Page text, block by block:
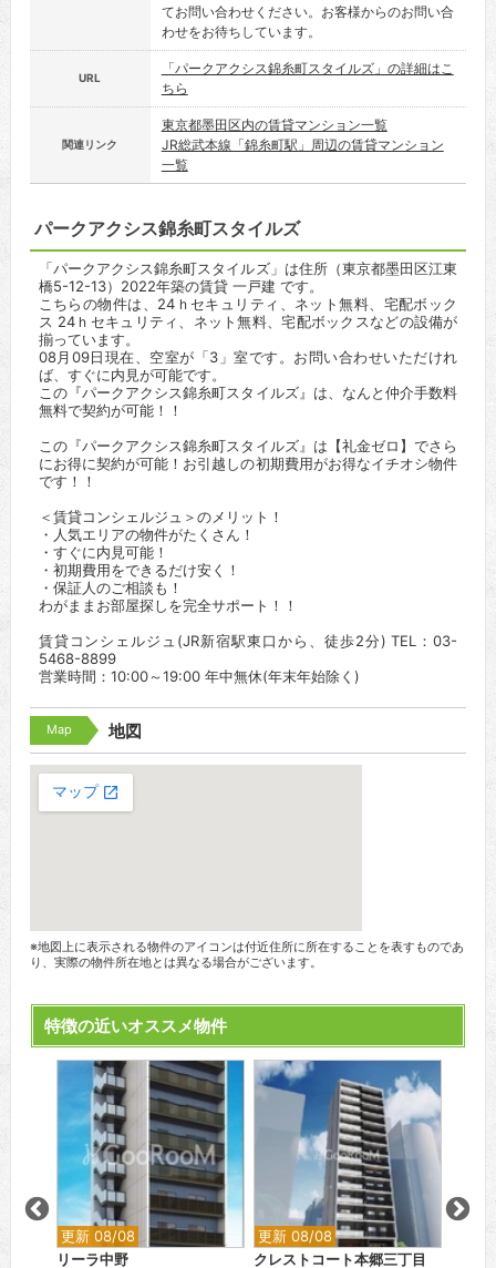
てお問い合わせください。お客様からのお問い合
わせをお待ちしています。
URL
「パークアクシス錦糸町スタイルズ」の詳細はこ
ちら
関連リンク
東京都墨田区内の賃貸マンション一覧
JR総武本線「錦糸町駅」周辺の賃貸マンション
一覧
パークアクシス錦糸町スタイルズ
「パークアクシス錦糸町スタイルズ」は住所（東京都墨田区江東
橋5-12-13）2022年築の賃貸 一戸建 です。
こちらの物件は、24ｈセキュリティ、ネット無料、宅配ボック
ス 24ｈセキュリティ、ネット無料、宅配ボックスなどの設備が
揃っています。
08月09日現在、空室が「3」室です。お問い合わせいただけれ
ば、すぐに内見が可能です。
この『パークアクシス錦糸町スタイルズ』は、なんと仲介手数料
無料で契約が可能！！
この『パークアクシス錦糸町スタイルズ』は【礼金ゼロ】でさら
にお得に契約が可能！お引越しの初期費用がお得なイチオシ物件
です！！
＜賃貸コンシェルジュ＞のメリット！
・人気エリアの物件がたくさん！
・すぐに内見可能！
・初期費用をできるだけ安く！
・保証人のご相談も！
わがままお部屋探しを完全サポート！！
賃貸コンシェルジュ(JR新宿駅東口から、徒歩2分) TEL：03-
5468-8899
営業時間：10:00～19:00 年中無休(年末年始除く)
Map 地図
※地図上に表示される物件のアイコンは付近住所に所在することを表すものであ
り、実際の物件所在地とは異なる場合がございます。
特徴の近いオススメ物件
更新 08/08
リーラ中野
更新 08/08
クレストコート本郷三丁目
更新